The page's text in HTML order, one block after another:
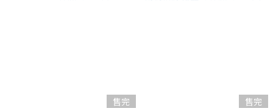
售完 售完